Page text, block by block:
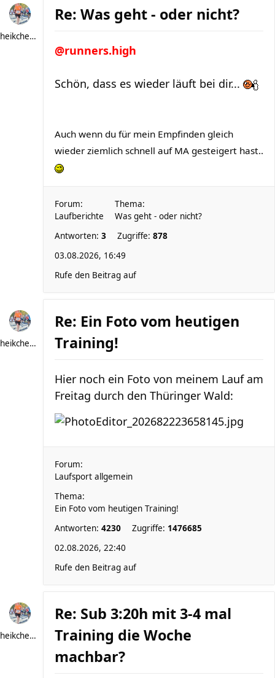
heikchen007
Re: Was geht - oder nicht?
@runners.high
Schön, dass es wieder läuft bei dir...
Auch wenn du für mein Empfinden gleich
wieder ziemlich schnell auf MA gesteigert hast..
Forum:
Laufberichte
Thema:
Was geht - oder nicht?
Antworten: 3 Zugriffe: 878
03.08.2026, 16:49
Rufe den Beitrag auf
heikchen007
Re: Ein Foto vom heutigen
Training!
Hier noch ein Foto von meinem Lauf am
Freitag durch den Thüringer Wald:
Forum:
Laufsport allgemein
Thema:
Ein Foto vom heutigen Training!
Antworten: 4230 Zugriffe: 1476685
02.08.2026, 22:40
Rufe den Beitrag auf
heikchen007
Re: Sub 3:20h mit 3-4 mal
Training die Woche
machbar?